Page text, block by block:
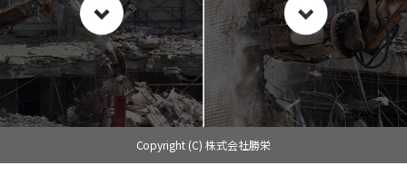
Copyright (C) 株式会社勝栄